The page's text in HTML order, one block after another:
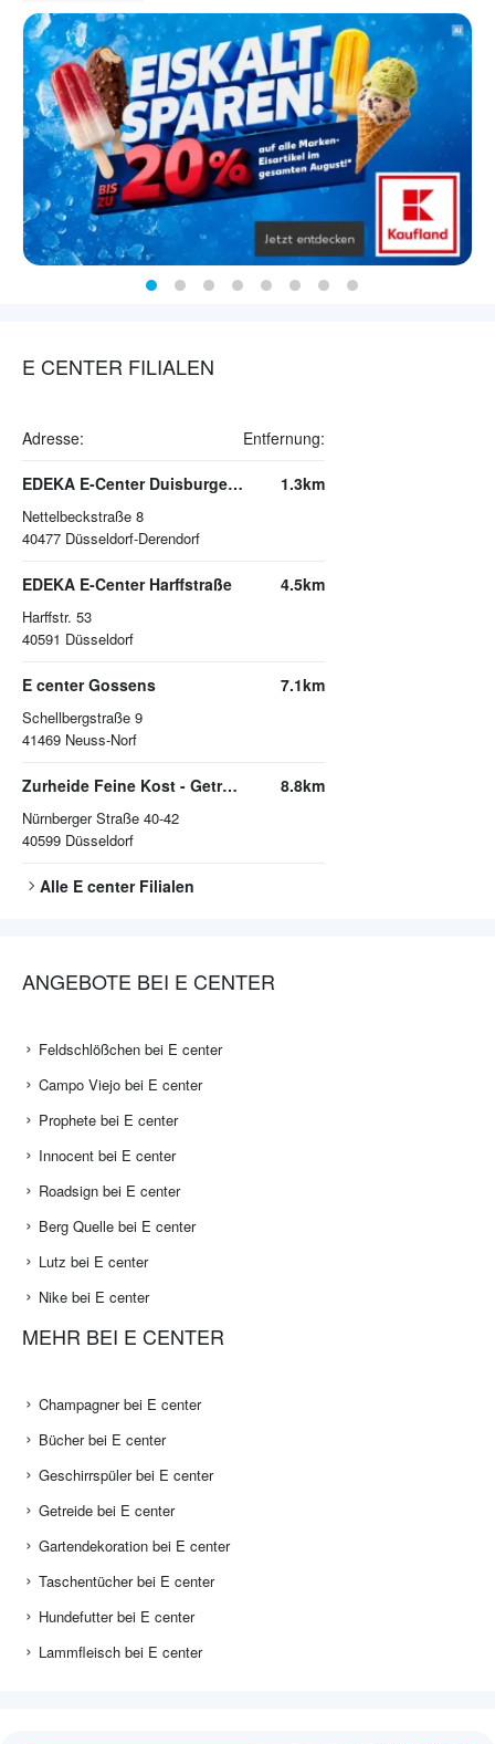
E CENTER FILIALEN
Adresse: Entfernung:
EDEKA E-Center Duisburger Straße
Nettelbeckstraße 8
40477 Düsseldorf-Derendorf
1.3km
EDEKA E-Center Harffstraße
Harffstr. 53
40591 Düsseldorf
4.5km
E center Gossens
Schellbergstraße 9
41469 Neuss-Norf
7.1km
Zurheide Feine Kost - Getränkemarkt
Nürnberger Straße 40-42
40599 Düsseldorf
8.8km
Alle E centerFilialen
ANGEBOTE BEI E CENTER
Feldschlößchen bei E center
Campo Viejo bei E center
Prophete bei E center
Innocent bei E center
Roadsign bei E center
Berg Quelle bei E center
Lutz bei E center
Nike bei E center
MEHR BEI E CENTER
Champagner bei E center
Bücher bei E center
Geschirrspüler bei E center
Getreide bei E center
Gartendekoration bei E center
Taschentücher bei E center
Hundefutter bei E center
Lammfleisch bei E center